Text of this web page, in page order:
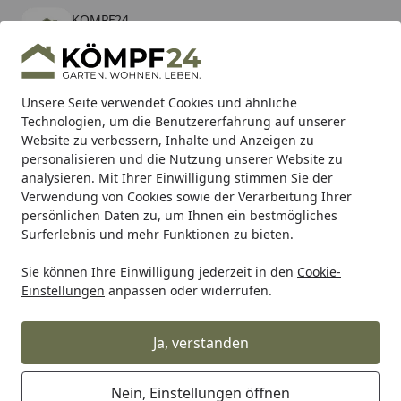
Unsere Seite verwendet Cookies und ähnliche
Technologien, um die Benutzererfahrung auf unserer
Website zu verbessern, Inhalte und Anzeigen zu
personalisieren und die Nutzung unserer Website zu
analysieren. Mit Ihrer Einwilligung stimmen Sie der
Verwendung von Cookies sowie der Verarbeitung Ihrer
persönlichen Daten zu, um Ihnen ein bestmögliches
Surferlebnis und mehr Funktionen zu bieten.
Sie können Ihre Einwilligung jederzeit in den Cookie-
Einstellungen anpassen oder widerrufen.
Ja, verstanden
Nein, Einstellungen öffnen
KÖMPF24
kostenlos - Im App Store
Hotline
Alle Produkte
Mein Konto
Suchen
Karibu Pools inkl. gratis Sandfilteranlage & Pool-
Starterset (Gesamtwert bis 468,99€)
Startseite
Grill Weber CTN W/LBL Q 220 BLK EU 15 (65696)
Weber CTN W/LBL Q 220 BLK EU 15